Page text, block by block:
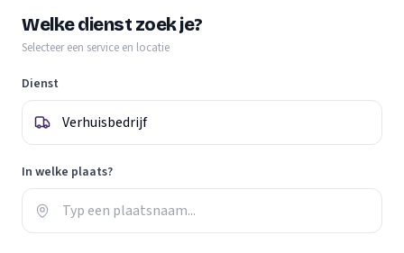
Welke dienst zoek je?
Selecteer een service en locatie
Dienst
In welke plaats?